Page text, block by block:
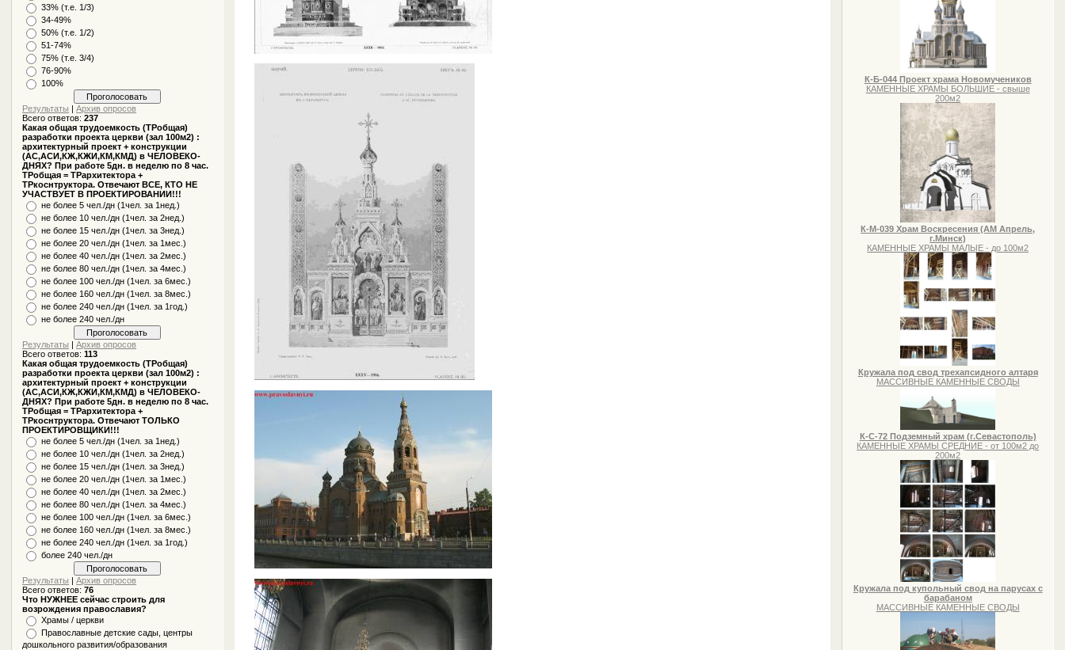
33% (т.е. 1/3)
34-49%
50% (т.е. 1/2)
51-74%
75% (т.е. 3/4)
76-90%
100%
Результаты |Архив опросов
Всего ответов:237
Какая общая трудоемкость (ТРобщая)
разработки проекта церкви (зал 100м2) :
архитектурный проект + конструкции
(АС,АСИ,КЖ,КЖИ,КМ,КМД) в ЧЕЛОВЕКО-
ДНЯХ? При работе 5дн. в неделю по 8 час.
ТРобщая = ТРархитектора +
ТРкоснтруктора. Отвечают ВСЕ, КТО НЕ
УЧАСТВУЕТ В ПРОЕКТИРОВАНИИ!!!
не более 5 чел./дн (1чел. за 1нед.)
не более 10 чел./дн (1чел. за 2нед.)
не более 15 чел./дн (1чел. за 3нед.)
не более 20 чел./дн (1чел. за 1мес.)
не более 40 чел./дн (1чел. за 2мес.)
не более 80 чел./дн (1чел. за 4мес.)
не более 100 чел./дн (1чел. за 6мес.)
не более 160 чел./дн (1чел. за 8мес.)
не более 240 чел./дн (1чел. за 1год.)
не более 240 чел./дн
Результаты |Архив опросов
Всего ответов:113
Какая общая трудоемкость (ТРобщая)
разработки проекта церкви (зал 100м2) :
архитектурный проект + конструкции
(АС,АСИ,КЖ,КЖИ,КМ,КМД) в ЧЕЛОВЕКО-
ДНЯХ? При работе 5дн. в неделю по 8 час.
ТРобщая = ТРархитектора +
ТРкоснтруктора. Отвечают ТОЛЬКО
ПРОЕКТИРОВЩИКИ!!!
не более 5 чел./дн (1чел. за 1нед.)
не более 10 чел./дн (1чел. за 2нед.)
не более 15 чел./дн (1чел. за 3нед.)
не более 20 чел./дн (1чел. за 1мес.)
не более 40 чел./дн (1чел. за 2мес.)
не более 80 чел./дн (1чел. за 4мес.)
не более 100 чел./дн (1чел. за 6мес.)
не более 160 чел./дн (1чел. за 8мес.)
не более 240 чел./дн (1чел. за 1год.)
более 240 чел./дн
Результаты |Архив опросов
Всего ответов:76
Что НУЖНЕЕ сейчас строить для
возрождения православия?
Храмы / церкви
Православные детские сады, центры
дошкольного развития/образования
К-Б-044 Проект храма Новомучеников
КАМЕННЫЕ ХРАМЫ БОЛЬШИЕ - свыше
200м2
К-М-039 Храм Воскресения (АМ Апрель,
г.Минск)
КАМЕННЫЕ ХРАМЫ МАЛЫЕ - до 100м2
Кружала под свод трехапсидного алтаря
МАССИВНЫЕ КАМЕННЫЕ СВОДЫ
К-С-72 Подземный храм (г.Севастополь)
КАМЕННЫЕ ХРАМЫ СРЕДНИЕ - от 100м2 до
200м2
Кружала под купольный свод на парусах с
барабаном
МАССИВНЫЕ КАМЕННЫЕ СВОДЫ